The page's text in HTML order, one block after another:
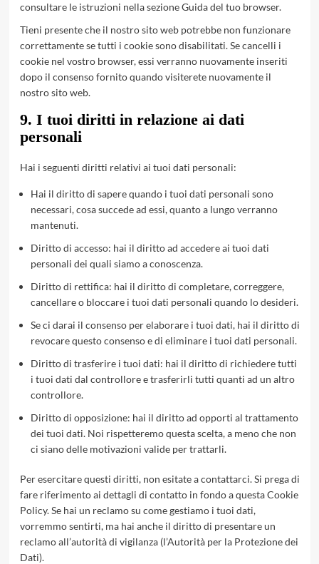
consultare le istruzioni nella sezione Guida del tuo browser.
Tieni presente che il nostro sito web potrebbe non funzionare
correttamente se tutti i cookie sono disabilitati. Se cancelli i
cookie nel vostro browser, essi verranno nuovamente inseriti
dopo il consenso fornito quando visiterete nuovamente il
nostro sito web.
9. I tuoi diritti in relazione ai dati
personali
Hai i seguenti diritti relativi ai tuoi dati personali:
Hai il diritto di sapere quando i tuoi dati personali sono
necessari, cosa succede ad essi, quanto a lungo verranno
mantenuti.
Diritto di accesso: hai il diritto ad accedere ai tuoi dati
personali dei quali siamo a conoscenza.
Diritto di rettifica: hai il diritto di completare, correggere,
cancellare o bloccare i tuoi dati personali quando lo desideri.
Se ci darai il consenso per elaborare i tuoi dati, hai il diritto di
revocare questo consenso e di eliminare i tuoi dati personali.
Diritto di trasferire i tuoi dati: hai il diritto di richiedere tutti
i tuoi dati dal controllore e trasferirli tutti quanti ad un altro
controllore.
Diritto di opposizione: hai il diritto ad opporti al trattamento
dei tuoi dati. Noi rispetteremo questa scelta, a meno che non
ci siano delle motivazioni valide per trattarli.
Per esercitare questi diritti, non esitate a contattarci. Si prega di
fare riferimento ai dettagli di contatto in fondo a questa Cookie
Policy. Se hai un reclamo su come gestiamo i tuoi dati,
vorremmo sentirti, ma hai anche il diritto di presentare un
reclamo all’autorità di vigilanza (l’Autorità per la Protezione dei
Dati).